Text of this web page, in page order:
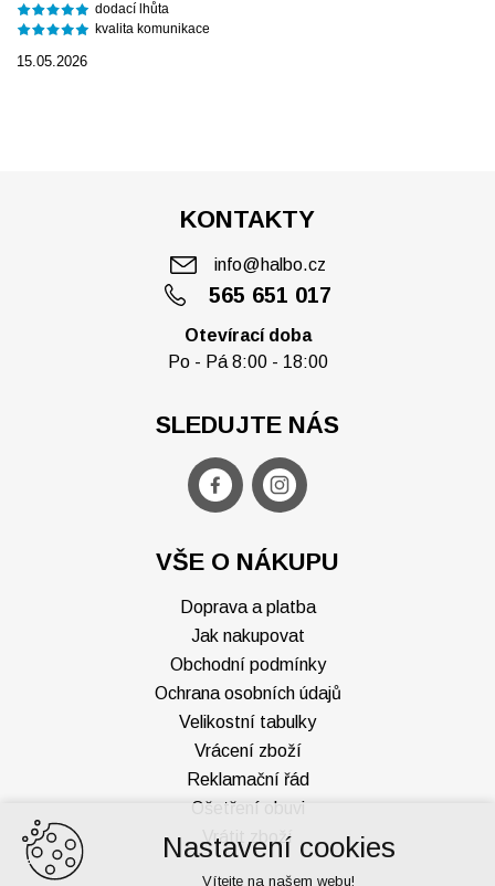
dodací lhůta
kvalita komunikace
15.05.2026
KONTAKTY
565 651 017
info@halbo.cz
Otevírací doba
Po - Pá 8:00 - 18:00
VŠE O NÁKUPU
Doprava a platba
Jak nakupovat
Obchodní podmínky
Ochrana osobních údajů
Velikostní tabulky
Vrácení zboží
Reklamační řád
Ošetření obuvi
Vrátit zboží
SLEDUJTE NÁS
Nastavení cookies
Vítejte na našem webu!